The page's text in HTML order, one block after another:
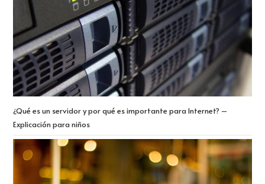
¿Qué es un servidor y por qué es importante para Internet? –
Explicación para niños